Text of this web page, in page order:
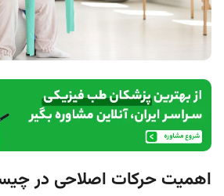
اهمیت حرکات اصلاحی در